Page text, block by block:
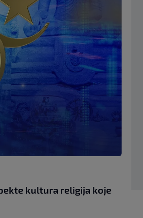
kultura religija koje